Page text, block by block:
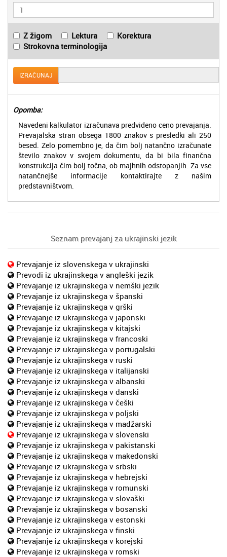
Z žigom Lektura
Korektura
Strokovna terminologija
IZRAČUNAJ
Opomba:
Navedeni kalkulator izračunava predvideno ceno prevajanja.
Prevajalska stran obsega 1800 znakov s presledki ali 250
besed. Zelo pomembno je, da čim bolj natančno izračunate
število znakov v svojem dokumentu, da bi bila finančna
konstrukcija čim bolj točna, ob majhnih odstopanjih. Za vse
natančnejše informacije kontaktirajte z našim
predstavništvom.
Seznam prevajanj za ukrajinski jezik
Prevajanje iz slovenskega v ukrajinski
Prevodi iz ukrajinskega v angleški jezik
Prevajanje iz ukrajinskega v nemški jezik
Prevajanje iz ukrajinskega v španski
Prevajanje iz ukrajinskega v grški
Prevajanje iz ukrajinskega v japonski
Prevajanje iz ukrajinskega v kitajski
Prevajanje iz ukrajinskega v francoski
Prevajanje iz ukrajinskega v portugalski
Prevajanje iz ukrajinskega v ruski
Prevajanje iz ukrajinskega v italijanski
Prevajanje iz ukrajinskega v albanski
Prevajanje iz ukrajinskega v danski
Prevajanje iz ukrajinskega v češki
Prevajanje iz ukrajinskega v poljski
Prevajanje iz ukrajinskega v madžarski
Prevajanje iz ukrajinskega v slovenski
Prevajanje iz ukrajinskega v pakistanski
Prevajanje iz ukrajinskega v makedonski
Prevajanje iz ukrajinskega v srbski
Prevajanje iz ukrajinskega v hebrejski
Prevajanje iz ukrajinskega v romunski
Prevajanje iz ukrajinskega v slovaški
Prevajanje iz ukrajinskega v bosanski
Prevajanje iz ukrajinskega v estonski
Prevajanje iz ukrajinskega v finski
Prevajanje iz ukrajinskega v korejski
Prevajanje iz ukrajinskega v romski